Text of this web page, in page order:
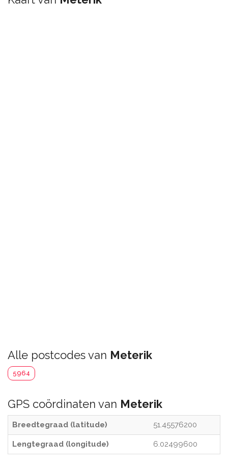
Alle postcodes van Meterik
5964
GPS coördinaten van Meterik
Breedtegraad (latitude) 51.45576200
Lengtegraad (longitude) 6.02499600